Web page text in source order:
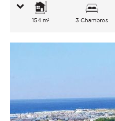
154 m² 3 Chambres